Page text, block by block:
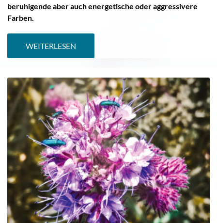
beruhigende aber auch energetische oder aggressivere
Farben.
WEITERLESEN